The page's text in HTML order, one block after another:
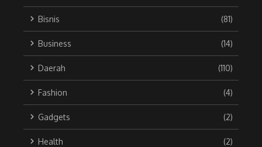
Bisnis (81)
Business (14)
Daerah (110)
Fashion (4)
Gadgets (2)
Health (2)